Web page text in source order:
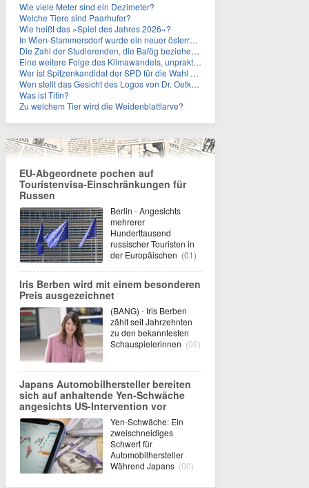
Wie viele Meter sind ein Dezimeter?
Welche Tiere sind Paarhufer?
Wie heißt das »Spiel des Jahres 2026«?
In Wien-Stammersdorf wurde ein neuer österreichischer Temperaturrekord gemessen. Wie hoch war die Temperatur?
Die Zahl der Studierenden, die Bafög beziehen, sinkt. Woran liegt das?
Eine weitere Folge des Klimawandels, unpraktisch für Urlauber: Wo fehlt mittlerweile sogar das Trinkwasser?
Wer ist Spitzenkandidat der SPD für die Wahl zum Berliner Abgeordnetenhaus im September 2026?
Wen stellt das Gesicht des Logos von Dr. Oetker dar?
Was ist Titin?
Zu welchem Tier wird die Weidenblattlarve?
EU-Abgeordnete pochen auf
Touristenvisa-Einschränkungen für
Russen
Berlin - Angesichts
mehrerer
Hunderttausend
russischer Touristen in
der Europäischen (01)
Iris Berben wird mit einem besonderen
Preis ausgezeichnet
(BANG) - Iris Berben
zählt seit Jahrzehnten
zu den bekanntesten
Schauspielerinnen (00)
Japans Automobilhersteller bereiten
sich auf anhaltende Yen-Schwäche
angesichts US-Intervention vor
Yen-Schwäche: Ein
zweischneidiges
Schwert für
Automobilhersteller
Während Japans (00)